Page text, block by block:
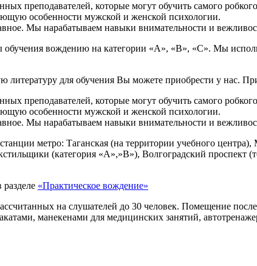
преподавателей, которые могут обучить самого
особенности мужской и женской психологии.
Мы нарабатываем навыки внимательности и
вождению на категории «А», «В», «С». Мы
для обучения Вы можете приобрести у нас.
преподавателей, которые могут обучить самого
особенности мужской и женской психологии.
Мы нарабатываем навыки внимательности и
метро: Таганская (на территории учебного
(категория «А»,»В»), Волгоградский проспект
«Практическое вождение»
на слушателей до 30 человек. Помещение
манекенами для медицинских занятий,